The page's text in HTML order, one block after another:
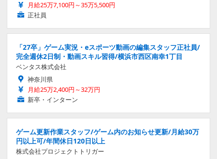
月給25万7,100円～35万5,500円
正社員
「27卒」ゲーム実況・eスポーツ動画の編集スタッフ正社員/
完全週休2日制・動画スキル習得/横浜市西区南幸1丁目
ベンタス株式会社
神奈川県
月給25万2,400円～32万円
新卒・インターン
ゲーム更新作業スタッフ/ゲーム内のお知らせ更新/月給30万
円以上可/年間休日120日以上
株式会社プロジェクトトリガー